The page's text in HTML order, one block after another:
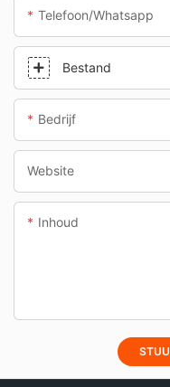
Telefoon/whatsapp
Bestand
Bedrijf
Website
Inhoud